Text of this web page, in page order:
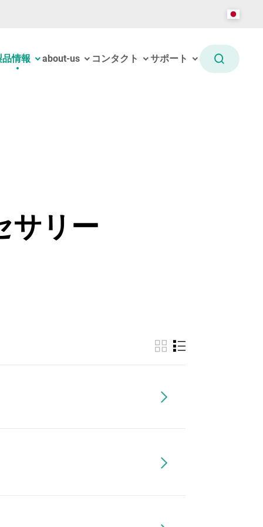
品情報 about-us コンタクト サポート
サリー